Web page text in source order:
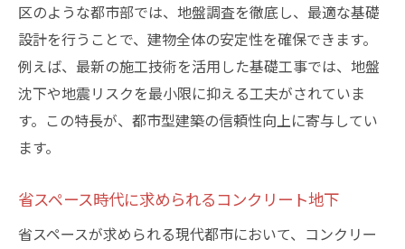
区のような都市部では、地盤調査を徹底し、最適な基礎
設計を行うことで、建物全体の安定性を確保できます。
例えば、最新の施工技術を活用した基礎工事では、地盤
沈下や地震リスクを最小限に抑える工夫がされていま
す。この特長が、都市型建築の信頼性向上に寄与してい
ます。
省スペース時代に求められるコンクリート地下
省スペースが求められる現代都市において、コンクリー